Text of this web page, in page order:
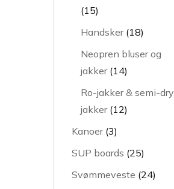
1515
varer
Handsker 1818
Neopren bluser og
jakker 1414
varer
Ro-jakker & semi-dry
jakker 1212
Kanoer 33
varer
SUP boards 2525
varer
Svømmeveste 2424